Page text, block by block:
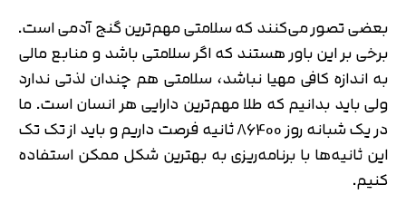
بعضی تصور می‌کنند که سلامتی مهم‌ترین گنج آدمی است.
برخی بر این باور هستند که اگر سلامتی باشد و منابع مالی
به اندازه کافی مهیا نباشد، سلامتی هم چندان لذتی ندارد
ولی باید بدانیم که طلا مهم‌ترین دارایی هر انسان است. ما
در یک شبانه روز 86400 ثانیه فرصت داریم و باید از تک تک
این ثانیه‌ها با برنامه‌ریزی به بهترین شکل ممکن استفاده
کنیم.